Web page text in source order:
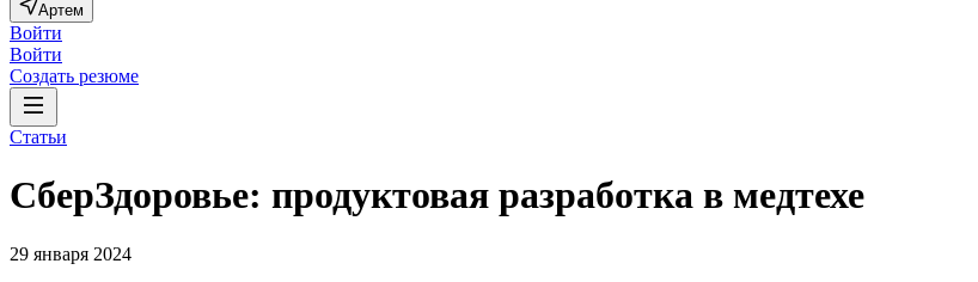
Артем
Войти
Войти
Создать резюме
Статьи
СберЗдоровье: продуктовая разработка в медтехе
29 января 2024